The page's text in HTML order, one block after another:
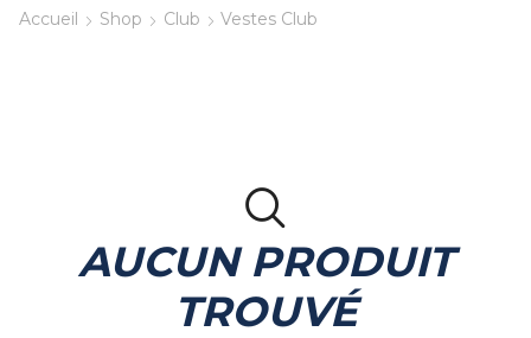
Accueil Shop Club Vestes Club
AUCUN PRODUIT
TROUVÉ